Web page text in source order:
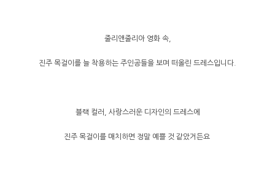
줄리앤줄리아 영화 속,
진주 목걸이를 늘 착용하는 주인공들을 보며 떠올린 드레스입니다.
블랙 컬러, 사랑스러운 디자인의 드레스에
진주 목걸이를 매치하면 정말 예쁠 것 같았거든요